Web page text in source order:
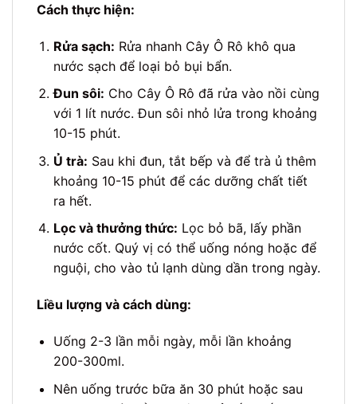
Cách thực hiện:
Rửa sạch: Rửa nhanh Cây Ô Rô khô qua
nước sạch để loại bỏ bụi bẩn.
Đun sôi: Cho Cây Ô Rô đã rửa vào nồi cùng
với 1 lít nước. Đun sôi nhỏ lửa trong khoảng
10-15 phút.
Ủ trà: Sau khi đun, tắt bếp và để trà ủ thêm
khoảng 10-15 phút để các dưỡng chất tiết
ra hết.
Lọc và thưởng thức: Lọc bỏ bã, lấy phần
nước cốt. Quý vị có thể uống nóng hoặc để
nguội, cho vào tủ lạnh dùng dần trong ngày.
Liều lượng và cách dùng:
Uống 2-3 lần mỗi ngày, mỗi lần khoảng
200-300ml.
Nên uống trước bữa ăn 30 phút hoặc sau